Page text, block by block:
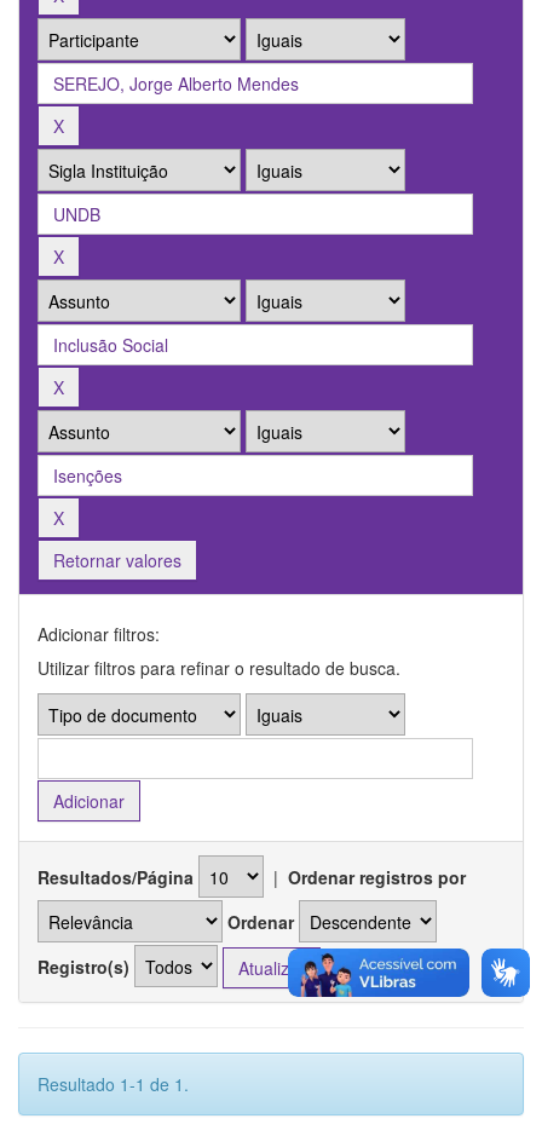
Retornar valores
Adicionar filtros:
Utilizar filtros para refinar o resultado de busca.
Resultados/Página | Ordenar registros por
Ordenar
Registro(s)
Resultado 1-1 de 1.